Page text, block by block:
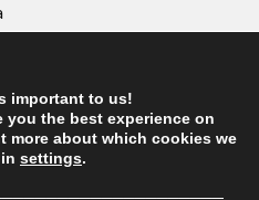
important to us!
you the best experience on
more about which cookies we
settings.